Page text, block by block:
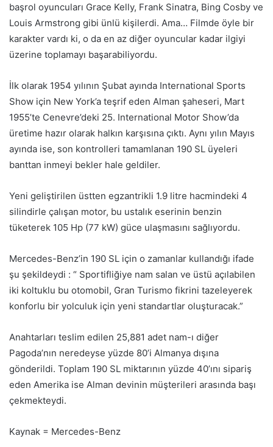
başrol oyuncuları Grace Kelly, Frank Sinatra, Bing Cosby ve
Louis Armstrong gibi ünlü kişilerdi. Ama… Filmde öyle bir
karakter vardı ki, o da en az diğer oyuncular kadar ilgiyi
üzerine toplamayı başarabiliyordu.
İlk olarak 1954 yılının Şubat ayında International Sports
Show için New York’a teşrif eden Alman şaheseri, Mart
1955’te Cenevre’deki 25. International Motor Show’da
üretime hazır olarak halkın karşısına çıktı. Aynı yılın Mayıs
ayında ise, son kontrolleri tamamlanan 190 SL üyeleri
banttan inmeyi bekler hale geldiler.
Yeni geliştirilen üstten egzantrikli 1.9 litre hacmindeki 4
silindirle çalışan motor, bu ustalık eserinin benzin
tüketerek 105 Hp (77 kW) güce ulaşmasını sağlıyordu.
Mercedes-Benz’in 190 SL için o zamanlar kullandığı ifade
şu şekildeydi : “ Sportifliğiye nam salan ve üstü açılabilen
iki koltuklu bu otomobil, Gran Turismo fikrini tazeleyerek
konforlu bir yolculuk için yeni standartlar oluşturacak.”
Anahtarları teslim edilen 25,881 adet nam-ı diğer
Pagoda’nın neredeyse yüzde 80’i Almanya dışına
gönderildi. Toplam 190 SL miktarının yüzde 40’ını sipariş
eden Amerika ise Alman devinin müşterileri arasında başı
çekmekteydi.
Kaynak = Mercedes-Benz